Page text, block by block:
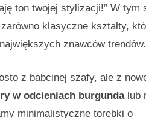
ton twojej stylizacji!” W tym
klasyczne kształty,
znawców trendów.
z babcinej szafy, ale z
w odcieniach burgundalub
minimalistyczne torebki o